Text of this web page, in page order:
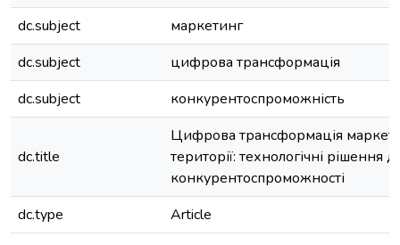
dc.subject
маркетинг
dc.subject
цифрова трансформація
dc.subject
конкурентоспроможність
dc.title
Цифрова трансформація
території: технологічні рішення
конкурентоспроможності
dc.type
Article